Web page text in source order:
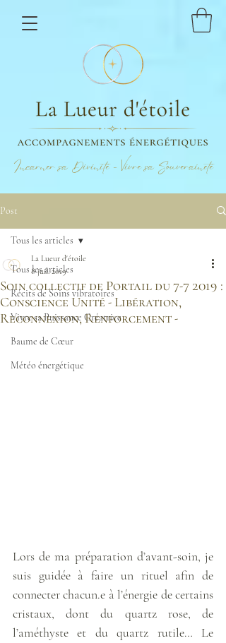
Incarner sa Divinité - Vivre sa Souveraineté
Post
Tous les articles
Récits de Soins vibratoires
Vivre sa Puissance Créatrice
Baume de Cœur
Météo énergétique
Tous les articles
Soin collectif de Portail du 7-7 2019 :
Conscience Unité - Libération,
Reconnexion, Renforcement -
La Lueur d'étoile
8 juil. 2019
Lors de ma préparation d’avant-soin, je
suis guidée à faire un rituel afin de
connecter chacun.e à l’énergie de certains
cristaux, dont du quartz rose, de
l’améthyste et du quartz rutile… Le